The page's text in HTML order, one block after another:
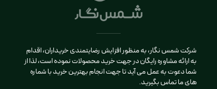
شرکت شمس نگار، به منظور افزایش رضایتمندی خریداران، اقدام
به ارائه مشاوره رایگان در جهت خرید محصولات نموده است، لذا از
شما دعوت به عمل می آید تا جهت انجام بهترین خرید با شماره
های ما تماس بگیرید.